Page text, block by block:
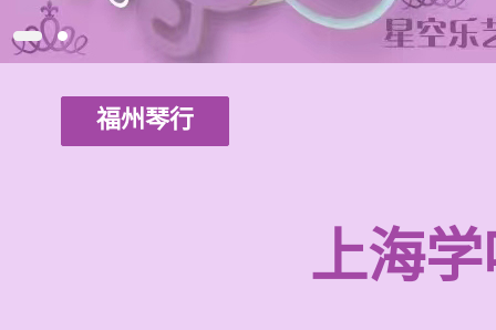
福州琴行
上海